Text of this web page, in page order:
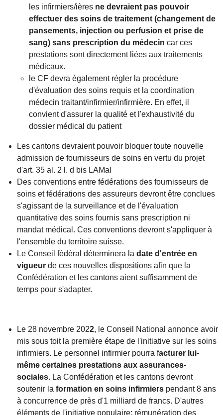
les infirmiers/ières ne devraient pas pouvoir
effectuer des soins de traitement (changement de
pansements, injection ou perfusion et prise de
sang) sans prescription du médecin car ces
prestations sont directement liées aux traitements
médicaux.
le CF devra également régler la procédure
d'évaluation des soins requis et la coordination
médecin traitant/infirmier/infirmière. En effet, il
convient d'assurer la qualité et l'exhaustivité du
dossier médical du patient
Les cantons devraient pouvoir bloquer toute nouvelle
admission de fournisseurs de soins en vertu du projet
d'art. 35 al. 2 l. d bis LAMal
Des conventions entre fédérations des fournisseurs de
soins et fédérations des assureurs devront être conclues
s'agissant de la surveillance et de l'évaluation
quantitative des soins fournis sans prescription ni
mandat médical. Ces conventions devront s'appliquer à
l'ensemble du territoire suisse.
Le Conseil fédéral déterminera la date d'entrée en
vigueur de ces nouvelles dispositions afin que la
Confédération et les cantons aient suffisamment de
temps pour s'adapter.
Le 28 novembre 2022, le Conseil National annonce avoir
mis sous toit la première étape de l'initiative sur les soins
infirmiers. Le personnel infirmier pourra facturer lui-
même certaines prestations aux assurances-
sociales. La Confédération et les cantons devront
soutenir la formation en soins infirmiers pendant 8 ans
à concurrence de près d'1 milliard de francs. D'autres
éléments de l'initiative populaire: rémunération des